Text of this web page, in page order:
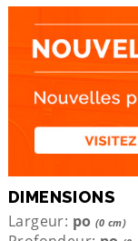
DIMENSIONS
Largeur: po (0 cm)